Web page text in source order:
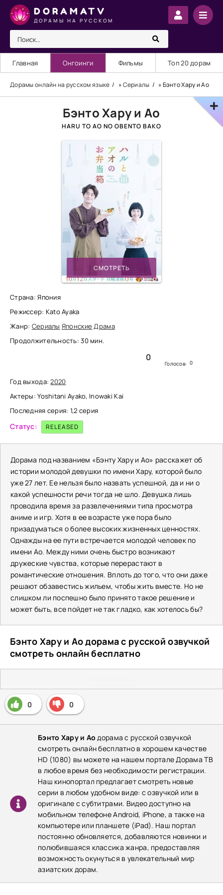
DORAMATV
ДОРАМЫ НА РУССКОМ
Главная Онгоинги Фильмы Топ 20 дорам
Дорамы онлайн на русском языке »Сериалы » Бэнто Хару и Ао
Бэнто Хару и Ао
HARU TO AO NO OBENTO BAKO
СМОТРЕТЬ
Страна: Япония
Режиссер: Kato Ayaka
Жанр: Сериалы Японские Драма
Продолжительность: 30 мин.
0
Голосов: 0
Год выхода:2020
Актеры: Yoshitani Ayako, Inowaki Kai
Последняя серия: 1,2 серия
Статус: RELEASED
Дорама под названием «Бэнту Хару и Ао» расскажет об
истории молодой девушки по имени Хару, которой было
уже 27 лет. Ее нельзя было назвать успешной, да и ни о
какой успешности речи тогда не шло. Девушка лишь
проводила время за развлечениями типа просмотра
аниме и игр. Хотя в ее возрасте уже пора было
призадуматься о более высоких жизненных ценностях.
Однажды на ее пути встречается молодой человек по
имени Ао. Между ними очень быстро возникают
дружеские чувства, которые перерастают в
романтические отношения. Вплоть до того, что они даже
решают обзавестись жильем, чтобы жить вместе. Но не
слишком ли поспешно было принято такое решение и
может быть, все пойдет не так гладко, как хотелось бы?
Бэнто Хару и Ао дорама с русской озвучкой
смотреть онлайн бесплатно
0 0
Бэнто Хару и Ао дорама с русской озвучкой
смотреть онлайн бесплатно в хорошем качестве
HD (1080) вы можете на нашем портале Дорама ТВ
в любое время без необходимости регистрации.
Наш кинопортал предлагает смотреть новые
серии в любом удобном виде: с озвучкой или в
оригинале с субтитрами. Видео доступно на
мобильном телефоне Android, iPhone, а также на
компьютере или планшете (iPad). Наш портал
постоянно обновляется, добавляются новинки и
полюбившаяся классика жанра, предоставляя
возможность окунуться в увлекательный мир
азиатских дорам.